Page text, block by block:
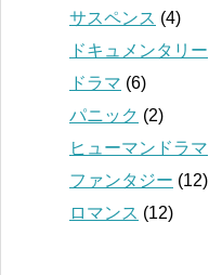
サスペンス (4)
ドキュメンタリー
ドラマ (6)
パニック (2)
ヒューマンドラマ
ファンタジー (12)
ロマンス (12)